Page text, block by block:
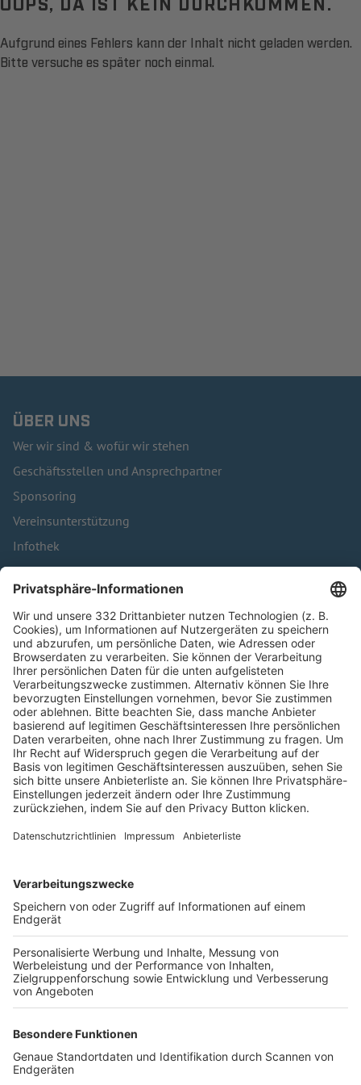
Aufgrund eines Fehlers kann der Inhalt nicht geladen werden.
Bitte versuche es später noch einmal.
ÜBER UNS
Wer wir sind & wofür wir stehen
Geschäftsstellen und Ansprechpartner
Sponsoring
Vereinsunterstützung
Infothek
Kontakt
HÄUFIG BESUCHTE SEITEN
Pässe und Vereinswechsel
Trainerausbildung
Schulungsangebot Vereinsmitarbeiter
BFV-Geschäftsstellen
Trainerbörse
Login SpielPlus
FOLGE DEM BFV
TOP-VEREINE
TOP-PARTNER